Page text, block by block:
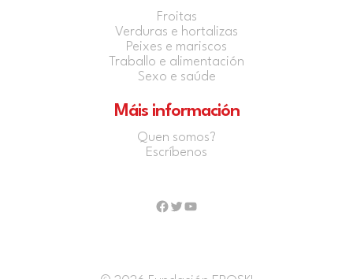
Froitas
Verduras e hortalizas
Peixes e mariscos
Traballo e alimentación
Sexo e saúde
Máis información
Quen somos?
Escríbenos
Facebook
Twitter
YouTube